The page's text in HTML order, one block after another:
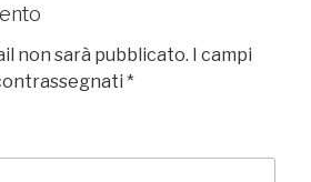
non sarà pubblicato.
I campi
*